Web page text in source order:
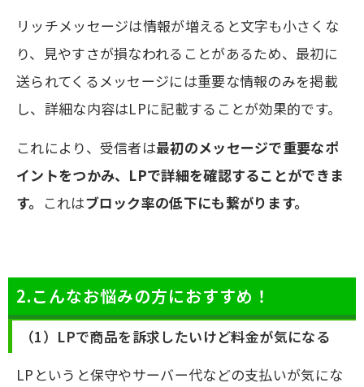
リッチメッセージは情報が増えると文字も小さくな
り、見やすさが損なわれることがあるため、最初に
送られてくるメッセージには重要な情報のみを掲載
し、詳細な内容はLPに記載することが効果的です。
これにより、受信者は最初のメッセージで重要なポ
イントをつかみ、LPで詳細を確認することができま
す。 これはブロック率の低下にも繋がります。
2.こんなお悩みの方におすすめ！
（1）LPで商品を訴求したいけど料金が気になる
LPというと保守やサーバー代などの支払いが気にな